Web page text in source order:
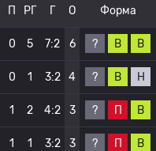
П РГ Г О Форма
0 5 7:2 6 ? В В
0 1 3:2 4 ? В Н
1 2 4:2 3 ? П В
1 1 3:2 3 ? П В